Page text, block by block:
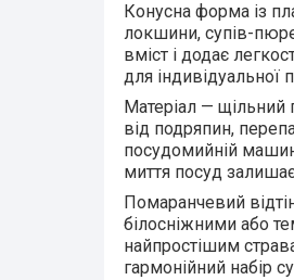
Конусна форма із
локшини, супів-
вміст і додає
для індивідуальної
Матеріал —
від подряпин,
посудомийній
миття посуд
Помаранчевий
білосніжними або
найпростішим
гармонійний набір